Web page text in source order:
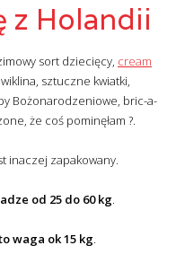
z Holandii
sort dziecięcy, cream
sztuczne kwiatki,
Bożonarodzeniowe, bric-a-
że coś pominęłam ?.
inaczej zapakowany.
od 25 do 60 kg.
waga ok 15 kg.